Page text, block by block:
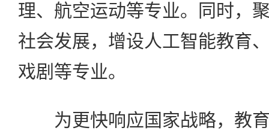
理、航空运动等专业。同时，
社会发展，增设人工智能教育
戏剧等专业。
为更快响应国家战略，教育